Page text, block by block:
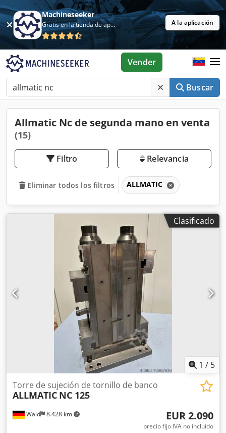
Machineseeker
Gratis en la tienda de aplicaciones A la aplicación
Buscar
Vender
Allmatic Nc de segunda mano en venta
(15)
Filtro Relevancia
Eliminar todos los filtros ALLMATIC
Clasificado
1 / 5
Wald 8.428 km
Torre de sujeción de tornillo de banco
ALLMATIC NC 125
EUR 2.090
precio fijo IVA no incluído